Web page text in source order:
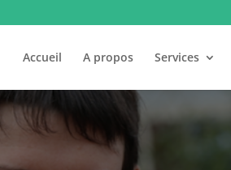
Accueil A propos Services